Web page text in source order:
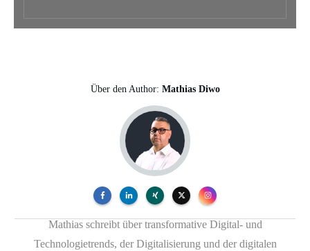
Über den Author: Mathias Diwo
Mathias schreibt über transformative Digital- und
Technologietrends, der Digitalisierung und der digitalen